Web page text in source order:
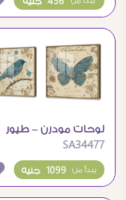
لوحات مودرن – طيور
SA34477
1099 جنيه يبدأ من